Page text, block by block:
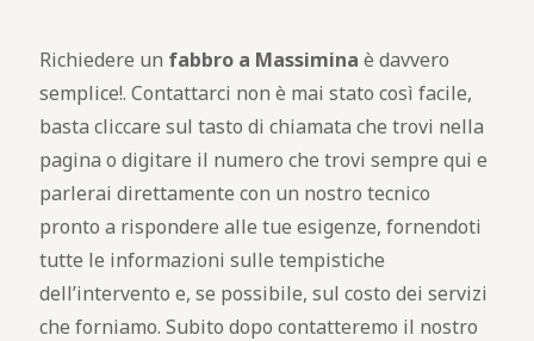
Richiedere un fabbro a Massimina è davvero
semplice!. Contattarci non è mai stato così facile,
basta cliccare sul tasto di chiamata che trovi nella
pagina o digitare il numero che trovi sempre qui e
parlerai direttamente con un nostro tecnico
pronto a rispondere alle tue esigenze, fornendoti
tutte le informazioni sulle tempistiche
dell’intervento e, se possibile, sul costo dei servizi
che forniamo. Subito dopo contatteremo il nostro